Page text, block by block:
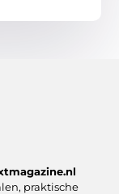
praktische